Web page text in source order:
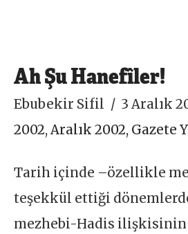
Ah Şu Hanefîler!
Ebubekir Sifil
3 Aralık
2002,Aralık 2002, Gazete
Tarih içinde –özellikle
teşekkül ettiği
mezhebi-Hadis ilişkisinin